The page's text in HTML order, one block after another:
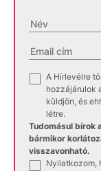
A Hírlevélre
hozzájárulok
küldjön, és
létre.
Tudomásul bírok
bármikor
visszavonható.
Nyilatkozom,